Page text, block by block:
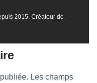
2015. Créateur de
Les champs